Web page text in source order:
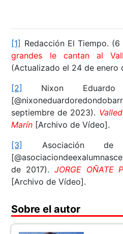
[1] Redacción El Tiempo.
grandes le cantan al
(Actualizado el 24 de
[2]
Nixon Eduardo
septiembre de 2023).
Marín [Archivo de Vídeo].
[3]
Asociación de
de 2017). JORGE OÑATE
[Archivo de Vídeo].
Sobre el autor